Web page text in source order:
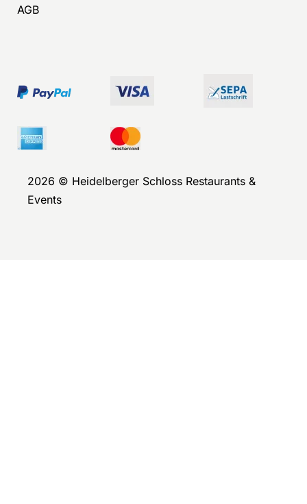
AGB
2026 © Heidelberger Schloss Restaurants &
Events